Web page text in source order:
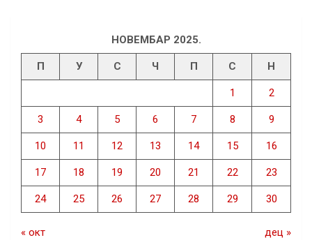
НОВЕМБАР 2025.
П У С Ч П С Н
1 2
3 4 5 6 7 8 9
10 11 12 13 14 15 16
17 18 19 20 21 22 23
24 25 26 27 28 29 30
« окт дец »